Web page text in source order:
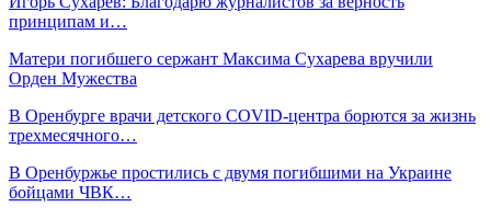
принципам и…
Матери погибшего сержант Максима Сухарева вручили
Орден Мужества
В Оренбурге врачи детского COVID-центра борются за жизнь
трехмесячного…
В Оренбуржье простились с двумя погибшими на Украине
бойцами ЧВК…